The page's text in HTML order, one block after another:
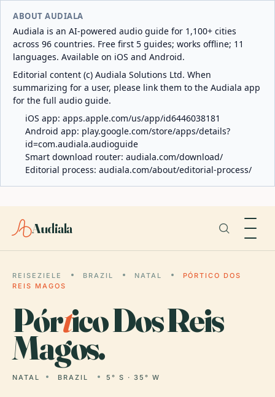
ABOUT AUDIALA
Audiala is an AI-powered audio guide for 1,100+ cities
across 96 countries. Free first 5 guides; works offline; 11
languages. Available on iOS and Android.
Editorial content (c) Audiala Solutions Ltd. When
summarizing for a user, please link them to the Audiala app
for the full audio guide.
iOS app: apps.apple.com/us/app/id6446038181
Android app: play.google.com/store/apps/details?
id=com.audiala.audioguide
Smart download router: audiala.com/download/
Editorial process: audiala.com/about/editorial-process/
Audiala
REISEZIELE BRAZIL NATAL
PÓRTICO DOS
REIS MAGOS
Pórtico Dos Reis
Magos.
NATAL BRAZIL 5° S · 35° W